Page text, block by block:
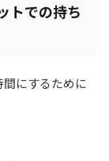
トでの持ち
にするために